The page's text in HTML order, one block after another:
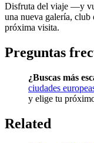
Disfruta del viaje —y
una nueva galería, club
próxima visita.
Preguntas
¿Buscas más
ciudades
y elige tu
Related